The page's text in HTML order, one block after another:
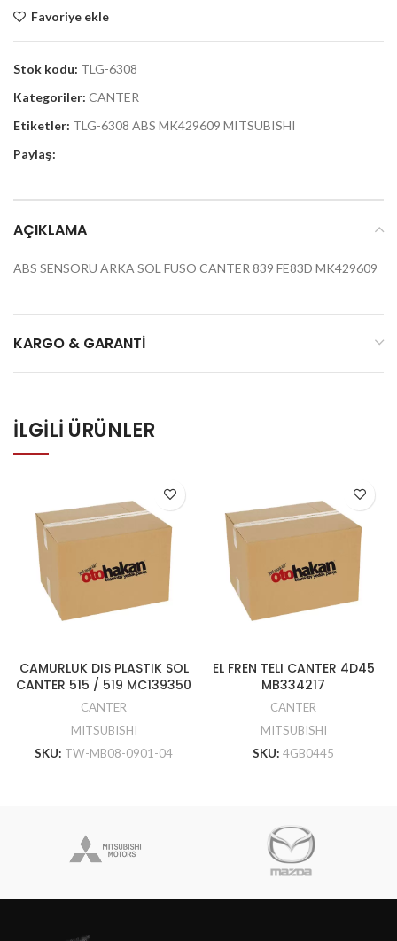
Favoriye ekle
Stok kodu: TLG-6308
Kategoriler: CANTER
Etiketler: TLG-6308 ABS MK429609 MITSUBISHI
Paylaş:
AÇIKLAMA
ABS SENSORU ARKA SOL FUSO CANTER 839 FE83D MK429609
KARGO & GARANTI
İLGILI ÜRÜNLER
CAMURLUK DIS PLASTIK SOL
CANTER 515 / 519 MC139350
CANTER
MITSUBISHI
SKU: TW-MB08-0901-04
EL FREN TELI CANTER 4D45
MB334217
CANTER
MITSUBISHI
SKU: 4GB0445